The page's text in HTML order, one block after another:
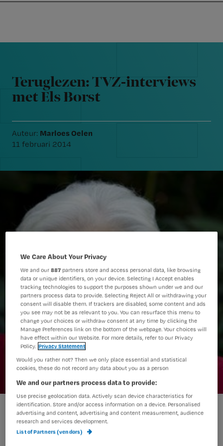
navigation
content
Nursing
Teruglezen: TVZ-interviews met Els Borst
Teruglezen: TVZ-interviews
met Els Borst
Auteur: Marloes Oelen
11 februari 2014
We Care About Your Privacy
We and our887 partners store and access personal data, like browsing
data or unique identifiers, on your device. Selecting I Accept enables
tracking technologies to support the purposes shown under we and our
partners process data to provide. Selecting Reject All or withdrawing your
consent will disable them. If trackers are disabled, some content and ads
you see may not be as relevant to you. You can resurface this menu to
change your choices or withdraw consent at any time by clicking the
Manage Preferences link on the bottom of the webpage. Your choices will
have effect within our Website. For more details, refer to our Privacy
Policy. Privacy Statement
Would you rather not? Then we only place essential and statistical
cookies, these do not record any data about you as a person
We and our partners process data to provide:
Use precise geolocation data. Actively scan device characteristics for
identification. Store and/or access information on a device. Personalised
advertising and content, advertising and content measurement, audience
research and services development.
List of Partners (vendors)